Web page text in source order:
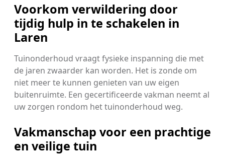
Voorkom verwildering door
tijdig hulp in te schakelen in
Laren
Tuinonderhoud vraagt fysieke inspanning die met
de jaren zwaarder kan worden. Het is zonde om
niet meer te kunnen genieten van uw eigen
buitenruimte. Een gecertificeerde vakman neemt al
uw zorgen rondom het tuinonderhoud weg.
Vakmanschap voor een prachtige
en veilige tuin